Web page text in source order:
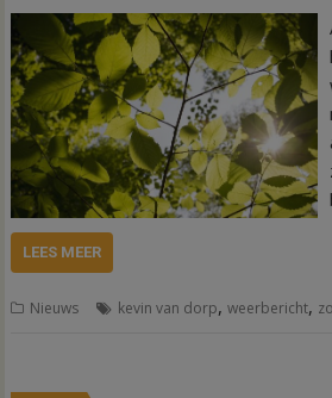
LEES MEER
Nieuws kevin van dorp,weerbericht,